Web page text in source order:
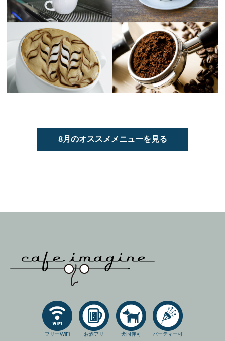
8月のオススメメニューを見る
フリーWiFi お酒アリ 犬同伴可 パーティー可